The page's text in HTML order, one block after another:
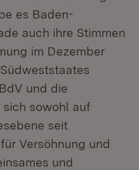
es Baden-
auch ihre Stimmen
im Dezember
und die
sowohl auf
seit
Versöhnung und
und